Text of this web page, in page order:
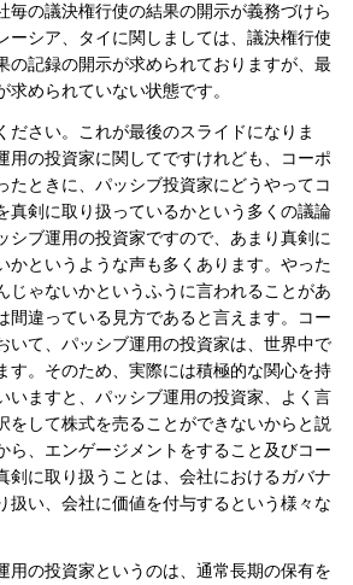
毎の議決権行使の結果の開示が義務づけら
ーシア、タイに関しましては、議決権行使
の記録の開示が求められておりますが、最
められていない状態です。
ださい。これが最後のスライドになりま
用の投資家に関してですけれども、コーポ
たときに、パッシブ投資家にどうやってコ
真剣に取り扱っているかという多くの議論
シブ運用の投資家ですので、あまり真剣に
かというような声も多くあります。やった
じゃないかというふうに言われることがあ
間違っている見方であると言えます。コー
いて、パッシブ運用の投資家は、世界中で
す。そのため、実際には積極的な関心を持
いますと、パッシブ運用の投資家、よく言
をして株式を売ることができないからと説
ら、エンゲージメントをすること及びコー
剣に取り扱うことは、会社におけるガバナ
扱い、会社に価値を付与するという様々な
用の投資家というのは、通常長期の保有を